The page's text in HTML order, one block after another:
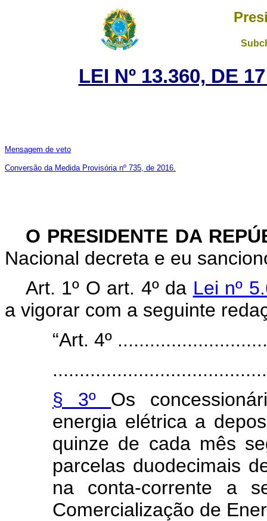
LEI Nº 13.360, DE
Mensagem de veto
Conversão da Medida Provisória nº 735, de 2016.
O PRESIDENTE DA
Nacional decreta e eu
Art. 1º O art. 4º da Lei nº
a vigorar com a seguinte
“Art. 4º
§ 3º Os
energia elétrica a
quinze de cada mês
parcelas duodecimais
na conta-corrente a
Comercialização de